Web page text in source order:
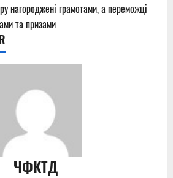
нагороджені грамотами, а переможці
та призами
ЧФКТД